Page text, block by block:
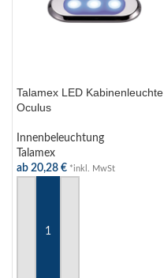
Talamex LED Kabinenleuchte
Oculus
Innenbeleuchtung
Talamex
ab 20,28 € *inkl. MwSt